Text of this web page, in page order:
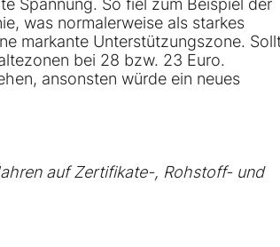
Spannung. So fiel zum Beispiel der
was normalerweise als starkes
markante Unterstützungszone.
bei 28 bzw. 23 Euro.
ansonsten würde ein neues
auf Zertifikate-, Rohstoff- und